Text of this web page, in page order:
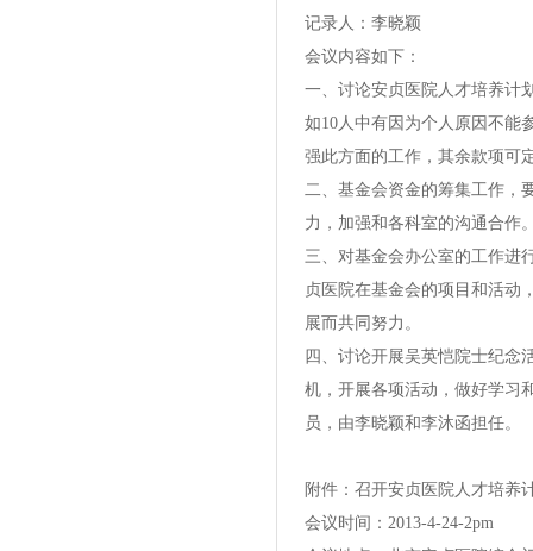
记录人：李晓颖
会议内容如下：
一、讨论安贞医院人才培养计
如10人中有因为个人原因不能
强此方面的工作，其余款项可
二、基金会资金的筹集工作，
力，加强和各科室的沟通合作
三、对基金会办公室的工作进
贞医院在基金会的项目和活动
展而共同努力。
四、讨论开展吴英恺院士纪念
机，开展各项活动，做好学习
员，由李晓颖和李沐函担任。
附件：召开安贞医院人才培养
会议时间：2013-4-24-2pm